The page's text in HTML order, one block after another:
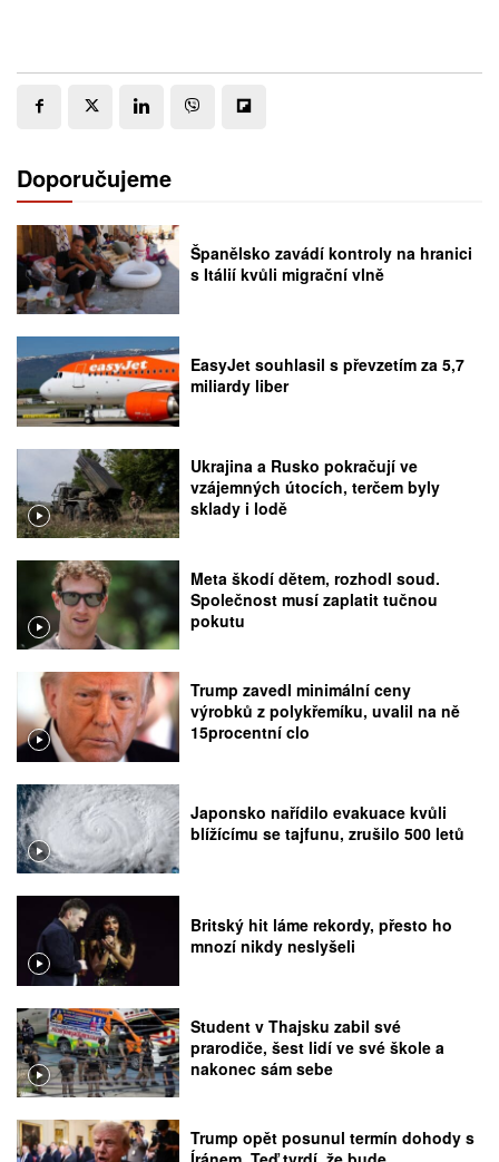
Doporučujeme
Španělsko zavádí kontroly na hranici
s Itálií kvůli migrační vlně
EasyJet souhlasil s převzetím za 5,7
miliardy liber
Ukrajina a Rusko pokračují ve
vzájemných útocích, terčem byly
sklady i lodě
Meta škodí dětem, rozhodl soud.
Společnost musí zaplatit tučnou
pokutu
Trump zavedl minimální ceny
výrobků z polykřemíku, uvalil na ně
15procentní clo
Japonsko nařídilo evakuace kvůli
blížícímu se tajfunu, zrušilo 500 letů
Britský hit láme rekordy, přesto ho
mnozí nikdy neslyšeli
Student v Thajsku zabil své
prarodiče, šest lidí ve své škole a
nakonec sám sebe
Trump opět posunul termín dohody s